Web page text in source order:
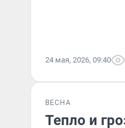
24 мая, 2026, 09:40
ВЕСНА
Тепло и